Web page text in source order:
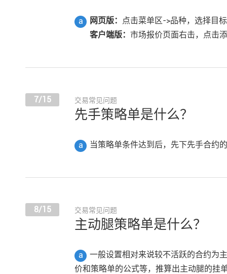
a 网页版：
点击菜单区->品种，选择目
客户端版： 市场报价页面右击，点击
7/15 交易常见问题
先手策略单是什么？
a 当策略单条件达到后，先下先手合约
8/15 交易常见问题
主动腿策略单是什么？
a
一般设置相对来说较不活跃的合约为
价和策略单的公式等，推算出主动腿的挂